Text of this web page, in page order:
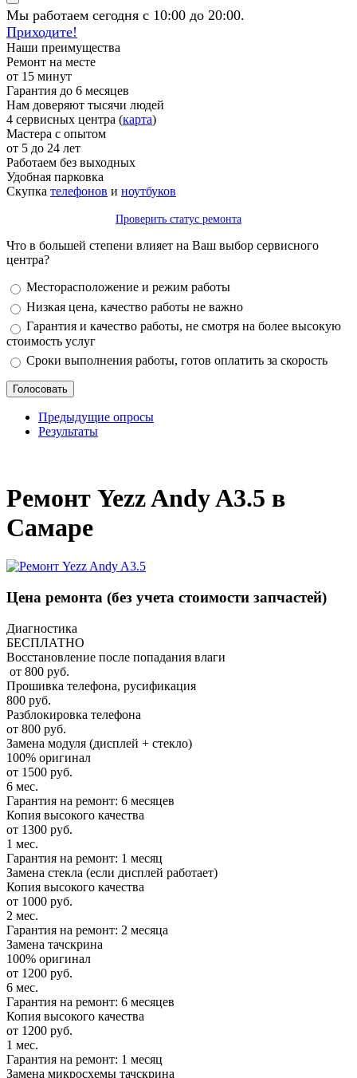
Мы работаем сегодня с 10:00 до 20:00.
Приходите!
Наши преимущества
Ремонт на месте
от 15 минут
Гарантия до 6 месяцев
Нам доверяют тысячи людей
4 сервисных центра (карта)
Мастера с опытом
от 5 до 24 лет
Работаем без выходных
Удобная парковка
Скупка телефонов и ноутбуков
Проверить статус ремонта
Что в большей степени влияет на Ваш выбор сервисного
центра?
Варианты
Месторасположение и режим работы
Низкая цена, качество работы не важно
Гарантия и качество работы, не смотря на более высокую
стоимость услуг
Сроки выполнения работы, готов оплатить за скорость
Предыдущие опросы
Результаты
Ремонт Yezz Andy A3.5 в
Самаре
Цена ремонта (без учета стоимости запчастей)
Диагностика
БЕСПЛАТНО
Восстановление после попадания влаги
от 800 руб.
Прошивка телефона, русификация
800 руб.
Разблокировка телефона
от 800 руб.
Замена модуля (дисплей + стекло)
100% оригинал
от 1500 руб.
6 мес.
Гарантия на ремонт: 6 месяцев
Копия высокого качества
от 1300 руб.
1 мес.
Гарантия на ремонт: 1 месяц
Замена стекла (если дисплей работает)
Копия высокого качества
от 1000 руб.
2 мес.
Гарантия на ремонт: 2 месяца
Замена тачскрина
100% оригинал
от 1200 руб.
6 мес.
Гарантия на ремонт: 6 месяцев
Копия высокого качества
от 1200 руб.
1 мес.
Гарантия на ремонт: 1 месяц
Замена микросхемы тачскрина